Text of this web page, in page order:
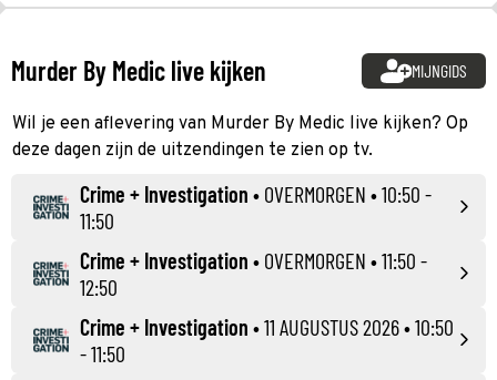
Murder By Medic live kijken MIJNGIDS
Wil je een aflevering van Murder By Medic live kijken? Op
deze dagen zijn de uitzendingen te zien op tv.
Crime + Investigation • OVERMORGEN • 10:50 -
11:50
Crime + Investigation • OVERMORGEN • 11:50 -
12:50
Crime + Investigation •11 AUGUSTUS 2026• 10:50
- 11:50